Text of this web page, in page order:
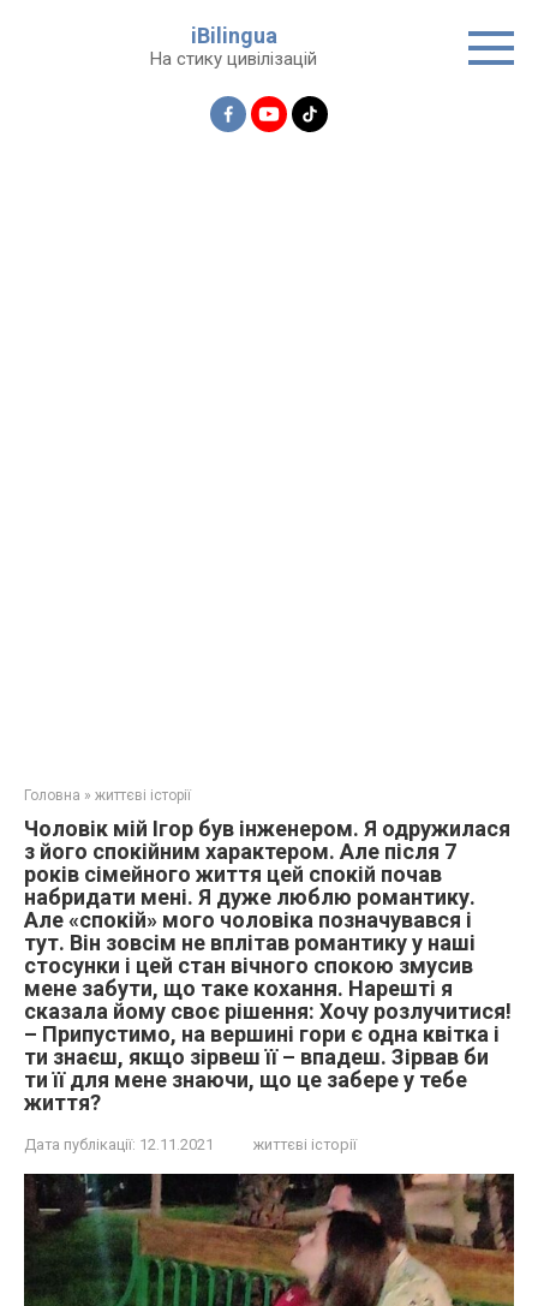
iBilingua
На стику цивілізацій
Головна » життєві історії
Чоловік мій Ігор був інженером. Я одружилася
з його спокійним характером. Але після 7
років сімейного життя цей спокій почав
набридати мені. Я дуже люблю романтику.
Але «спокій» мого чоловіка позначувався і
тут. Він зовсім не вплітав романтику у наші
стосунки і цей стан вічного спокою змусив
мене забути, що таке кохання. Нарешті я
сказала йому своє рішення: Хочу розлучитися!
– Припустимо, на вершині гори є одна квітка і
ти знаєш, якщо зірвеш її – впадеш. Зірвав би
ти її для мене знаючи, що це забере у тебе
життя?
Дата публікації: 12.11.2021 життєві історії